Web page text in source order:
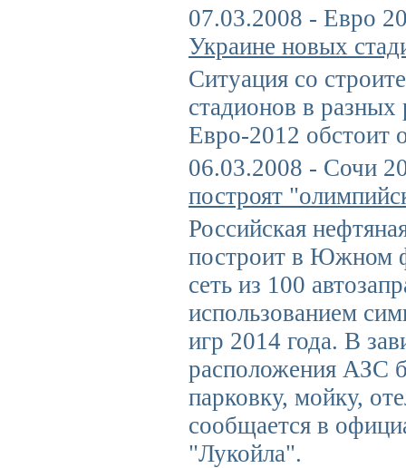
07.03.2008 - Евро
Украине новых
Ситуация со
стадионов в
Евро-2012 обстоит
06.03.2008 - Сочи
построят
Российская
построит в Южном
сеть из 100
использованием
игр 2014 года. В
расположения АЗС
парковку, мойку,
сообщается в
"Лукойла".